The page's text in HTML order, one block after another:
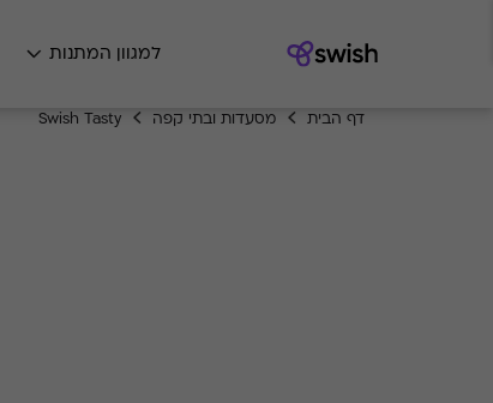
למגוון המתנות
דף הבית מסעדות ובתי קפה Swish Tasty